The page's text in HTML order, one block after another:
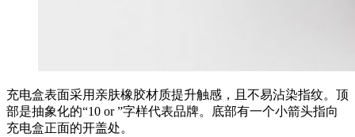
充电盒表面采用亲肤橡胶材质提升触感，且不易沾染指纹。顶
部是抽象化的“10 or ”字样代表品牌。底部有一个小箭头指向
充电盒正面的开盖处。